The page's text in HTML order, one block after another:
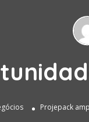
Projepack